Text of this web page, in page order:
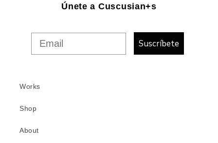
Únete a Cuscusian+s
Suscríbete
Works
Shop
About